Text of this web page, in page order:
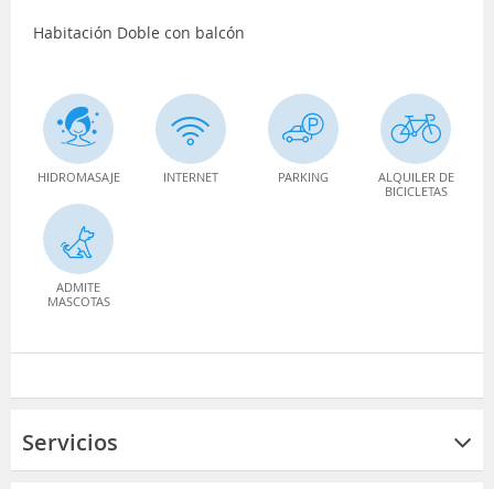
Habitación Doble con balcón
HIDROMASAJE INTERNET PARKING
ALQUILER DE
BICICLETAS
ADMITE
MASCOTAS
Servicios